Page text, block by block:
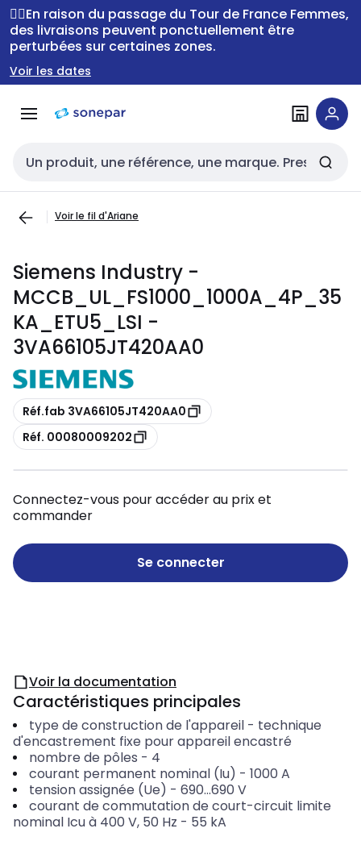
Passer à la
navigation
Passer
au
contenu
🚴‍♂️En raison du passage du Tour de France Femmes,
des livraisons peuvent ponctuellement être
perturbées sur certaines zones.
Voir les dates
Entrée de recherche
Voir le fil d'Ariane
Siemens Industry -
MCCB_UL_FS1000_1000A_4P_35
KA_ETU5_LSI -
3VA66105JT420AA0
Copie
Réf.fab 3VA66105JT420AA0
Copie
Réf. 00080009202
Connectez-vous pour accéder au prix et
commander
Se connecter
Voir la documentation
Caractéristiques principales
type de construction de l'appareil- technique
d'encastrement fixe pour appareil encastré
nombre de pôles - 4
courant permanent nominal (Iu) - 1000 A
tension assignée (Ue) - 690...690 V
courant de commutation de court-circuit limite
nominal Icu à 400 V, 50 Hz - 55 kA